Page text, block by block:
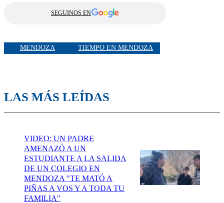
SEGUINOS EN
MENDOZA TIEMPO EN MENDOZA
LAS MÁS LEÍDAS
VIDEO: UN PADRE
AMENAZÓ A UN
ESTUDIANTE A LA SALIDA
DE UN COLEGIO EN
MENDOZA "TE MATÓ A
PIÑAS A VOS Y A TODA TU
FAMILIA"